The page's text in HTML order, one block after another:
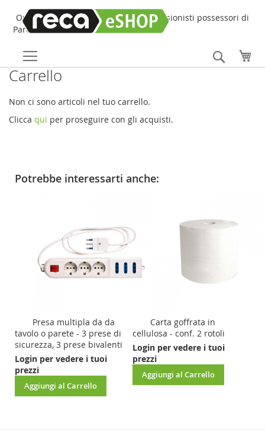
Online Shop online dedicato ai professionisti possessori di
Partita IVA!
Search
Carrello
Non ci sono articoli nel tuo carrello.
Clicca qui per proseguire con gli acquisti.
Potrebbe interessarti anche:
Presa multipla da da
tavolo o parete - 3 prese di
sicurezza, 3 prese bivalenti
Login per vedere i tuoi
prezzi
Aggiungi al Carrello
Carta goffrata in
cellulosa - conf. 2 rotoli
Login per vedere i tuoi
prezzi
Aggiungi al Carrello